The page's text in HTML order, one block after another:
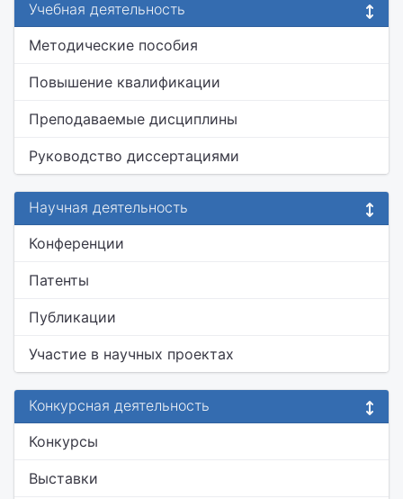
Учебная деятельность
Методические пособия
Повышение квалификации
Преподаваемые дисциплины
Руководство диссертациями
Научная деятельность
Конференции
Патенты
Публикации
Участие в научных проектах
Конкурсная деятельность
Конкурсы
Выставки